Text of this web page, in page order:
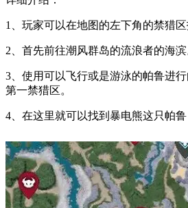
1、玩家可以在地图的左下角的禁猎区
2、首先前往潮风群岛的流浪者的海滨
3、使用可以飞行或是游泳的帕鲁进
第一禁猎区。
4、在这里就可以找到暴电熊这只帕鲁